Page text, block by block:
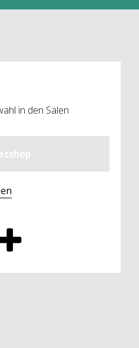
in den Sälen